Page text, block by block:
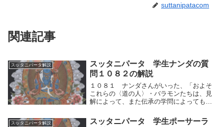
suttanipatacom
関連記事
スッタニパータ解説
スッタニパータ 学生ナンダの質
問１０８２の解説
１０８１ ナンダさんがいった、「およそ
これらの〈道の人〉・バラモンたちは、見
解によって、また伝承の学問によっても清
ことによっても清浄になれると言います。
（そのほか）種々のしかたで清浄になれる
スッタニパータ解説
スッタニパータ 学生ポーサーラ